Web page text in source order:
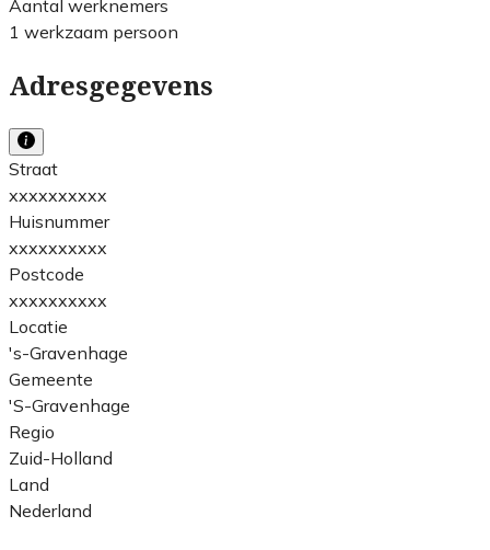
Aantal werknemers
1 werkzaam persoon
Adresgegevens
Straat
xxxxxxxxxx
Huisnummer
xxxxxxxxxx
Postcode
xxxxxxxxxx
Locatie
's-Gravenhage
Gemeente
'S-Gravenhage
Regio
Zuid-Holland
Land
Nederland